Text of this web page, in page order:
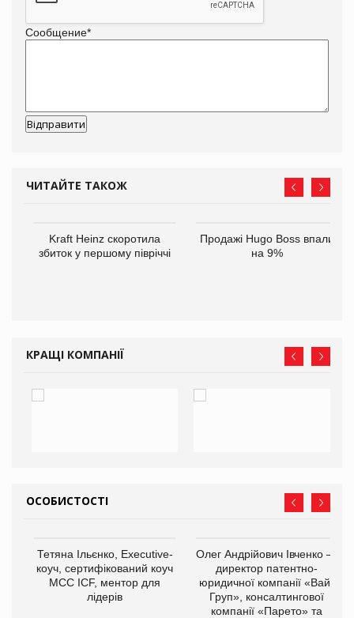
Сообщение*
ЧИТАЙТЕ ТАКОЖ
Kraft Heinz скоротила
збиток у першому півріччі
Продажі Hugo Boss впали
на 9%
КРАЩІ КОМПАНІЇ
ОСОБИСТОСТІ
Тетяна Ільєнко, Executive-
коуч, сертифікований коуч
МСС ICF, ментор для
лідерів
Олег Андрійович Івченко —
директор патентно-
юридичної компанії «Вайз
Груп», консалтингової
компанії «Парето» та